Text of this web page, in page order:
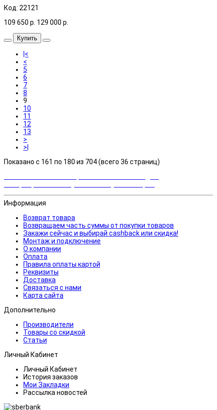
Код: 22121
109 650 р. 129 000 р.
Купить
|<
<
5
6
7
8
9
10
11
12
13
>
>|
Показано с 161 по 180 из 704 (всего 36 страниц)
Информация
Возврат товара
Возвращаем часть суммы от покупки товаров
Закажи сейчас и выбирай cashback или скидка!
Монтаж и подключение
О компании
Оплата
Правила оплаты картой
Реквизиты
Доставка
Связаться с нами
Карта сайта
Дополнительно
Производители
Товары со скидкой
Статьи
Личный Кабинет
Личный Кабинет
История заказов
Мои Закладки
Рассылка новостей